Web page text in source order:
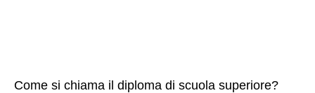
Come si chiama il diploma di scuola superiore?